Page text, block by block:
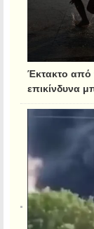
Έκτακτο από
επικίνδυνα